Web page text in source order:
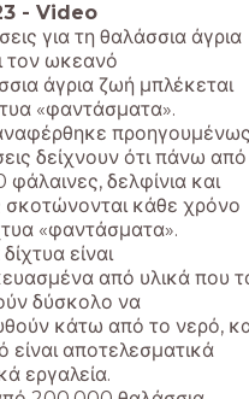
- Video
για τη θαλάσσια άγρια
τον ωκεανό
άγρια ζωή μπλέκεται
«φαντάσματα».
δείχνουν ότι πάνω από
φάλαινες, δελφίνια και
κάθε χρόνο
«φαντάσματα».
είναι
από υλικά που
δύσκολο να
κάτω από το νερό,
είναι αποτελεσματικά
εργαλεία.